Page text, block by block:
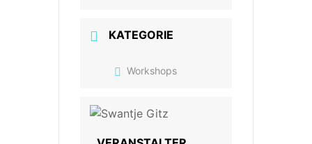
KATEGORIE
Workshops